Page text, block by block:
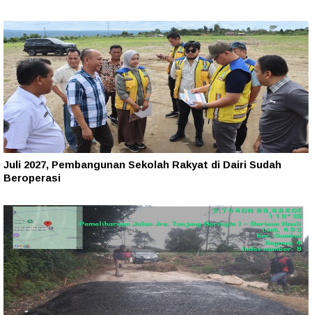
Juli 2027, Pembangunan Sekolah Rakyat di Dairi Sudah
Beroperasi